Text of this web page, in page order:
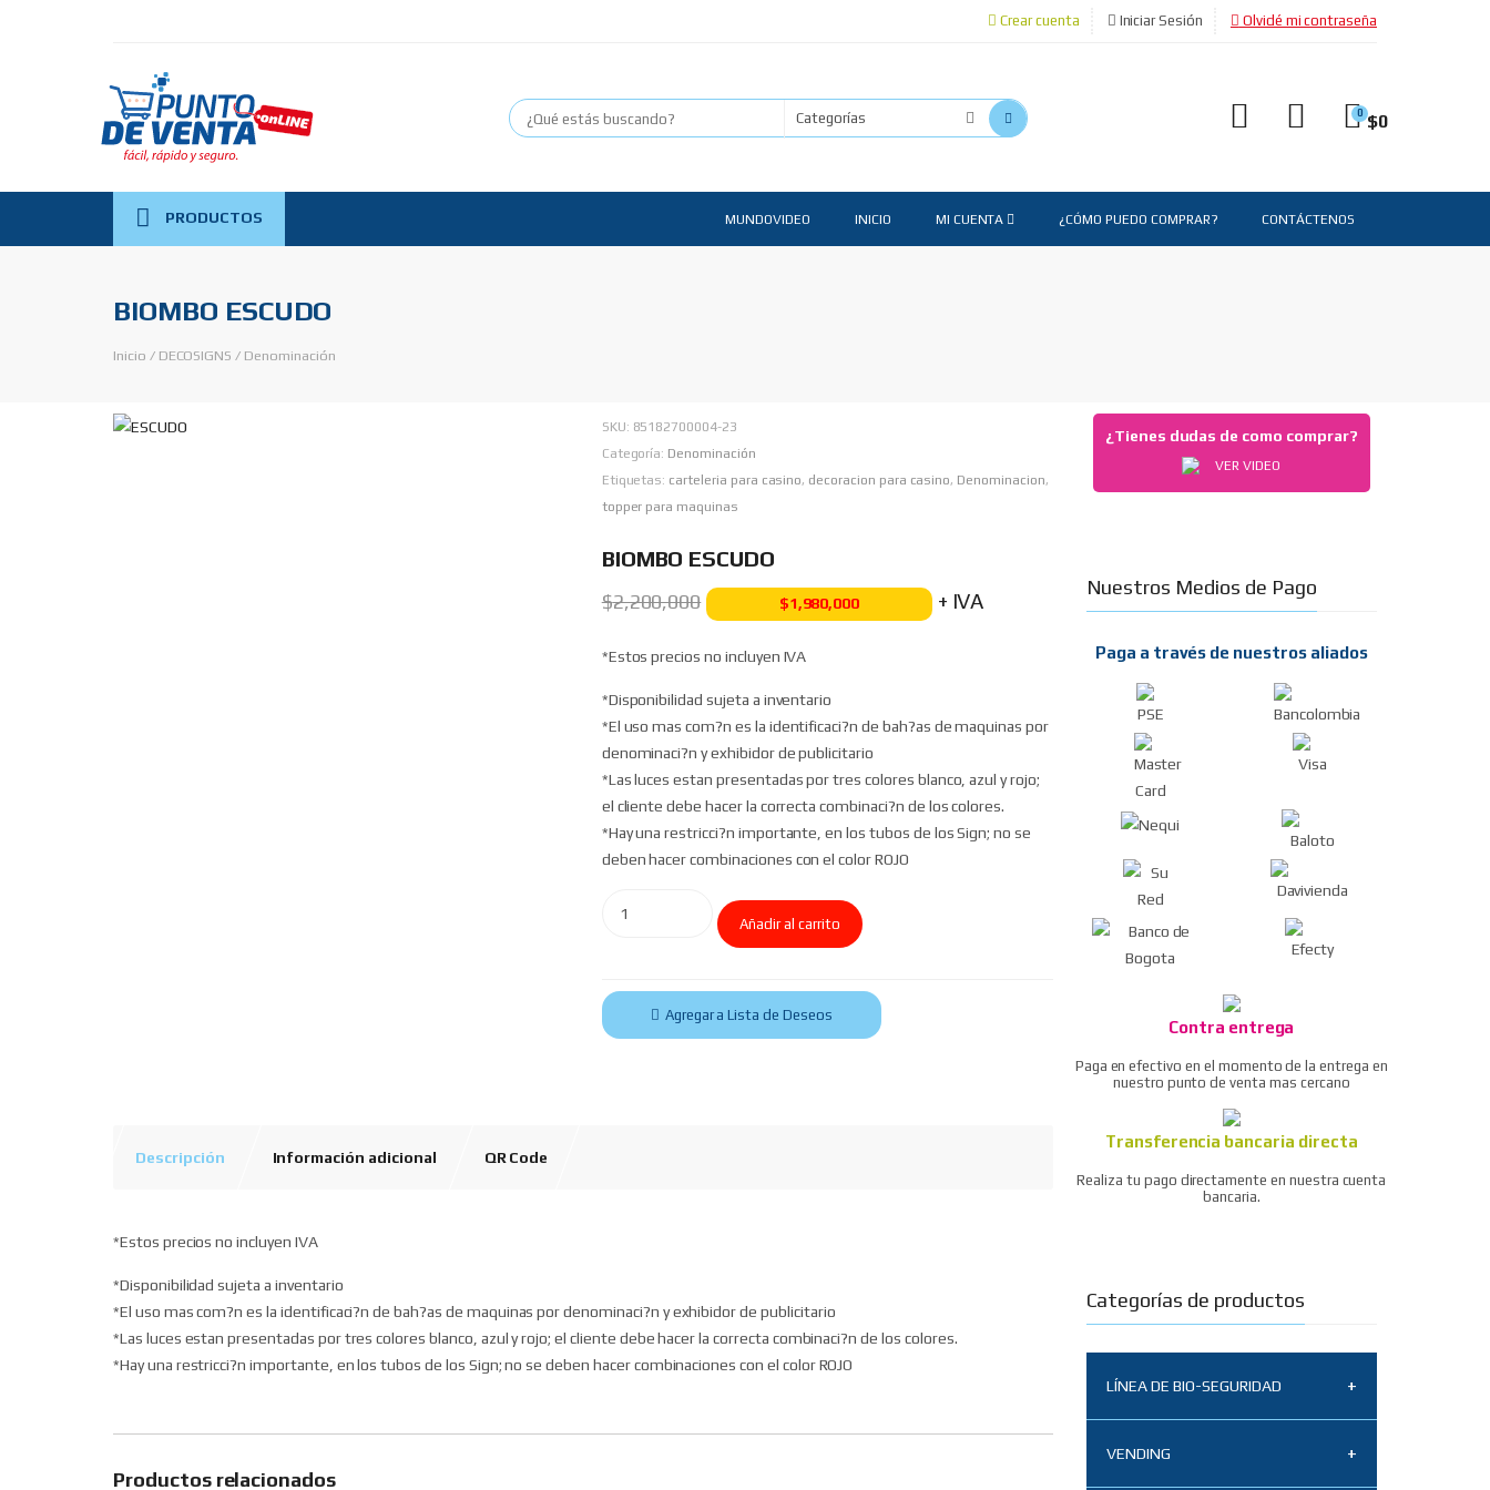
Crear cuenta Iniciar Sesión Olvidé mi contraseña
0 $0
PRODUCTOS MUNDOVIDEO INICIO MI CUENTA ¿CÓMO PUEDO COMPRAR? CONTÁCTENOS
BIOMBO ESCUDO
Inicio / DECOSIGNS / Denominación
SKU: 85182700004-23
Categoría: Denominación
Etiquetas: carteleria para casino, decoracion para casino, Denominacion,
topper para maquinas
BIOMBO ESCUDO
$2,200,000 $1,980,000 + IVA
*Estos precios no incluyen IVA
*Disponibilidad sujeta a inventario
*El uso mas com?n es la identificaci?n de bah?as de maquinas por
denominaci?n y exhibidor de publicitario
*Las luces estan presentadas por tres colores blanco, azul y rojo;
el cliente debe hacer la correcta combinaci?n de los colores.
*Hay una restricci?n importante, en los tubos de los Sign; no se
deben hacer combinaciones con el color ROJO
Añadir al carrito
Agregar a Lista de Deseos
Descripción Información adicional QR Code
*Estos precios no incluyen IVA
*Disponibilidad sujeta a inventario
*El uso mas com?n es la identificaci?n de bah?as de maquinas por denominaci?n y exhibidor de publicitario
*Las luces estan presentadas por tres colores blanco, azul y rojo; el cliente debe hacer la correcta combinaci?n de los colores.
*Hay una restricci?n importante, en los tubos de los Sign; no se deben hacer combinaciones con el color ROJO
Productos relacionados
¿Tienes dudas de como comprar?
VER VIDEO
Nuestros Medios de Pago
Paga a través de nuestros aliados
Contra entrega
Paga en efectivo en el momento de la entrega en
nuestro punto de venta mas cercano
Transferencia bancaria directa
Realiza tu pago directamente en nuestra cuenta
bancaria.
Categorías de productos
LÍNEA DE BIO-SEGURIDAD
Tapabocas N95
VENDING